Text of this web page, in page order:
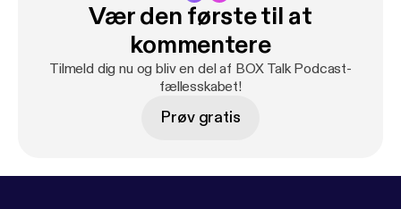
Vær den første til at
kommentere
Tilmeld dig nu og bliv en del af BOX Talk Podcast-
fællesskabet!
Prøv gratis